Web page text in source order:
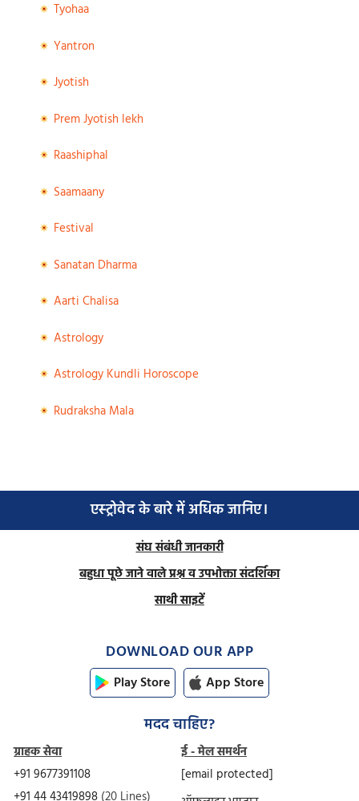
Tyohaa
Yantron
Jyotish
Prem Jyotish lekh
Raashiphal
Saamaany
Festival
Sanatan Dharma
Aarti Chalisa
Astrology
Astrology Kundli Horoscope
Rudraksha Mala
एस्ट्रोवेद के बारे में अधिक जानिए।
संघ संबंधी जानकारी
बहुधा पूछे जाने वाले प्रश्न व उपभोक्ता संदर्शिका
साथी साइटें
DOWNLOAD OUR APP
Play Store App Store
मदद चाहिए?
ग्राहक सेवा
+91 9677391108
ई - मेल समर्थन
[email protected]